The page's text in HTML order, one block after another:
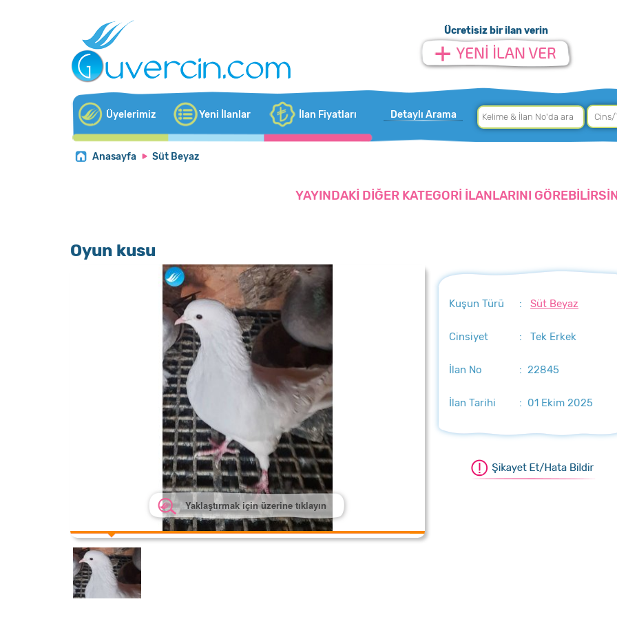
Ücretisiz bir ilan verin
Üyelerimiz Yeni İlanlar İlan Fiyatları Detaylı Arama
Anasayfa Süt Beyaz
YAYINDAKİ DİĞER KATEGORİ İLANLARINI
Oyun kusu
Yaklaştırmak için üzerine tıklayın
Kuşun Türü :Süt Beyaz
Cinsiyet : Tek Erkek
İlan No : 22845
İlan Tarihi : 01 Ekim 2025